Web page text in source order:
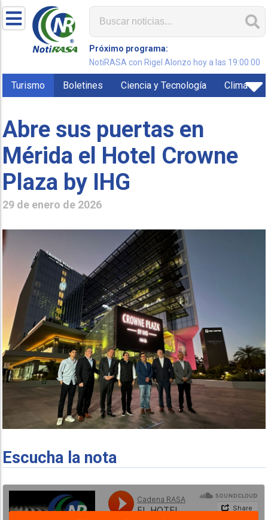
Próximo programa:
NotiRASA con Rigel Alonzo hoy a las 19:00:00
Turismo Boletines Ciencia y Tecnología Clima
Abre sus puertas en
Mérida el Hotel Crowne
Plaza by IHG
29 de enero de 2026
Escucha la nota